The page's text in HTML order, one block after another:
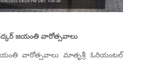
జయంతి వారోత్సవాలు
వారోత్సవాలు మాతృశ్రీ ఓరియంటల్